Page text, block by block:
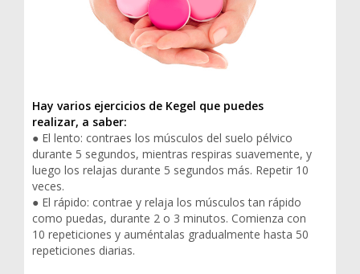
Hay varios ejercicios de Kegel que puedes
realizar, a saber:
● El lento: contraes los músculos del suelo pélvico
durante 5 segundos, mientras respiras suavemente, y
luego los relajas durante 5 segundos más. Repetir 10
veces.
● El rápido: contrae y relaja los músculos tan rápido
como puedas, durante 2 o 3 minutos. Comienza con
10 repeticiones y auméntalas gradualmente hasta 50
repeticiones diarias.